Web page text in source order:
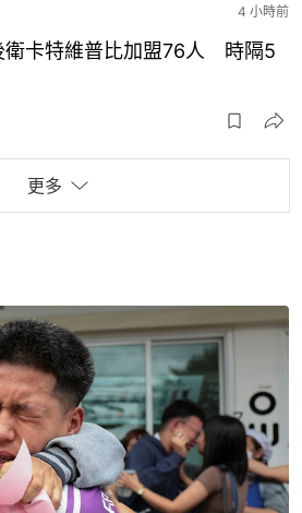
4 小時前
衛卡特維普比加盟76人 時隔5
更多